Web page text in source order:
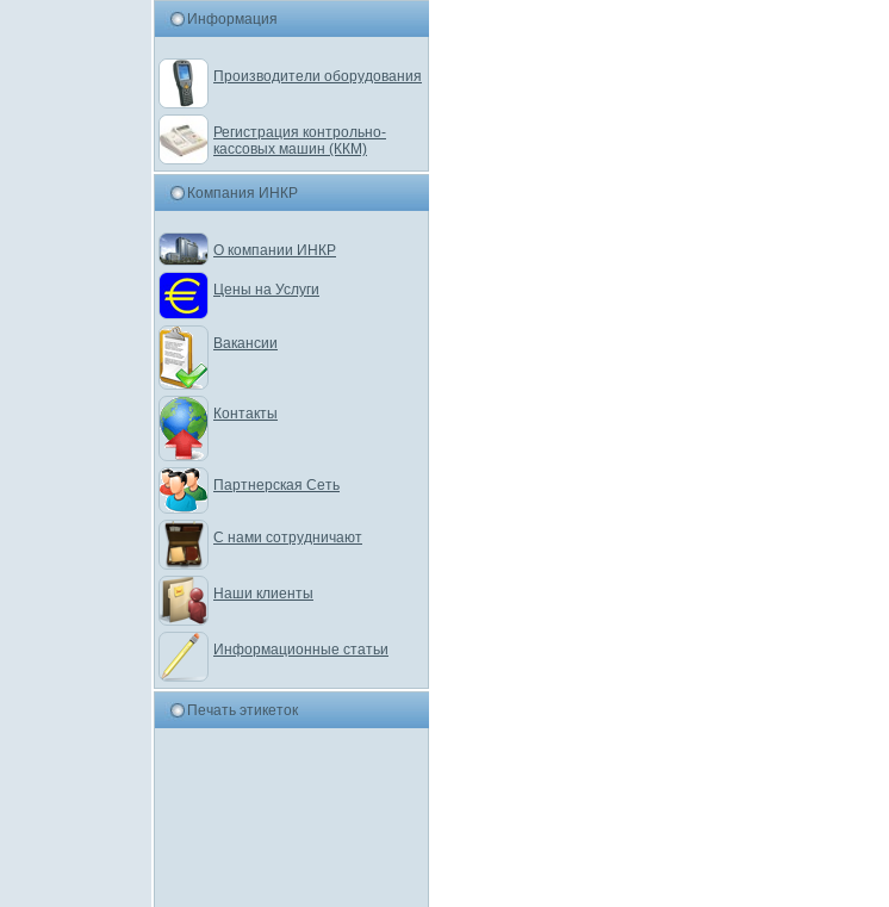
Информация
Производители оборудования
Регистрация контрольно-
кассовых машин (ККМ)
Компания ИНКР
О компании ИНКР
Цены на Услуги
Вакансии
Контакты
Партнерская Сеть
С нами сотрудничают
Наши клиенты
Информационные статьи
Печать этикеток